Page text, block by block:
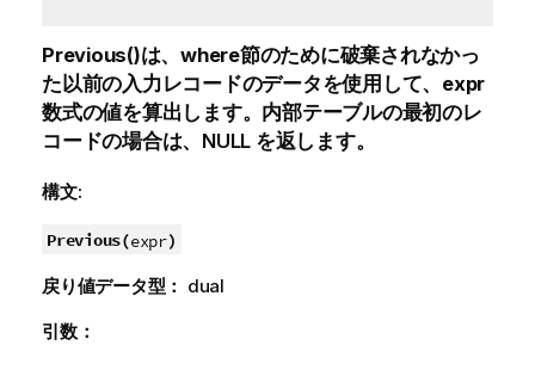
Previous()は、 where節のために破棄されなかっ
た以前の入力レコードのデータを使用して、 expr
数式の値を算出します。内部テーブルの最初のレ
コードの場合は、 NULL を返します。
構文:
Previous(expr)
戻り値データ型： dual
引数：